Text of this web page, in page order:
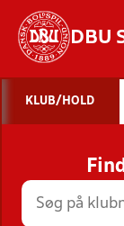
DBU
KLUB/HOLD